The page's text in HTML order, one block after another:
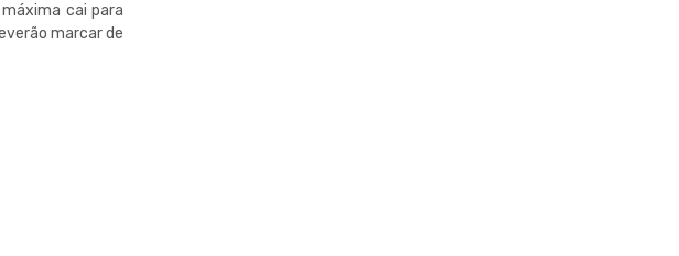
cai para
marcar de